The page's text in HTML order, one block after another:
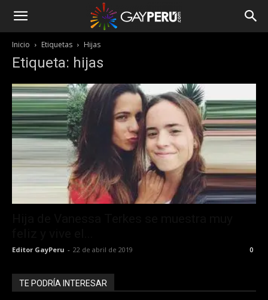
Inicio Etiquetas Hijas
Etiqueta: hijas
Editor GayPeru - 22 de abril de 2019 0
TE PODRÍA INTERESAR